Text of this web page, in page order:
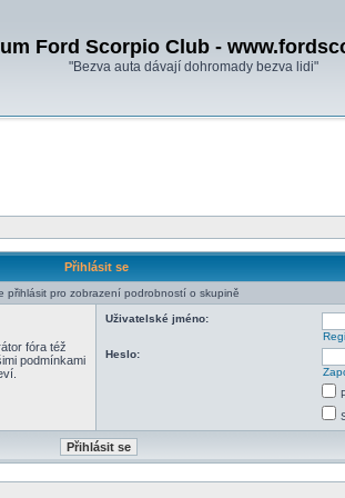
Ford Scorpio Club -
"Bezva auta dávají dohromady bezva lidi"
Přihlásit se
přihlásit pro zobrazení podrobností o skupině
fóra též
podmínkami
Uživatelské jméno:
Heslo: